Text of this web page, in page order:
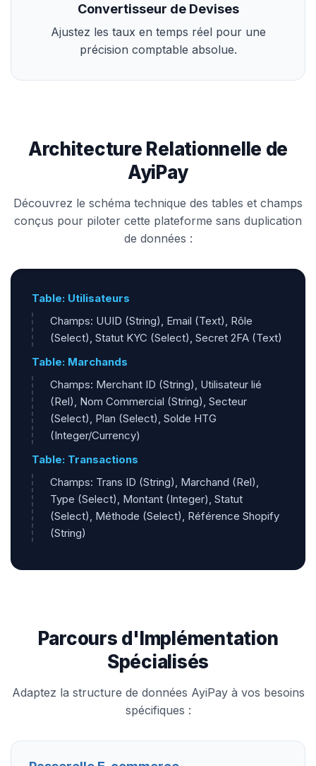
Convertisseur de Devises
Ajustez les taux en temps réel pour une
précision comptable absolue.
Architecture Relationnelle de
AyiPay
Découvrez le schéma technique des tables et champs
conçus pour piloter cette plateforme sans duplication
de données :
Table: Utilisateurs
Champs: UUID (String), Email (Text), Rôle
(Select), Statut KYC (Select), Secret 2FA (Text)
Table: Marchands
Champs: Merchant ID (String), Utilisateur lié
(Rel), Nom Commercial (String), Secteur
(Select), Plan (Select), Solde HTG
(Integer/Currency)
Table: Transactions
Champs: Trans ID (String), Marchand (Rel),
Type (Select), Montant (Integer), Statut
(Select), Méthode (Select), Référence Shopify
(String)
Parcours d'Implémentation
Spécialisés
Adaptez la structure de données AyiPay à vos besoins
spécifiques :